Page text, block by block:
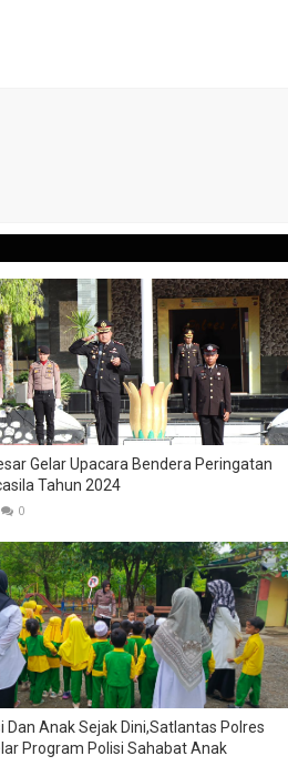
Gelar Upacara Bendera Peringatan
Tahun 2024
0
Dan Anak Sejak Dini,Satlantas Polres
Program Polisi Sahabat Anak